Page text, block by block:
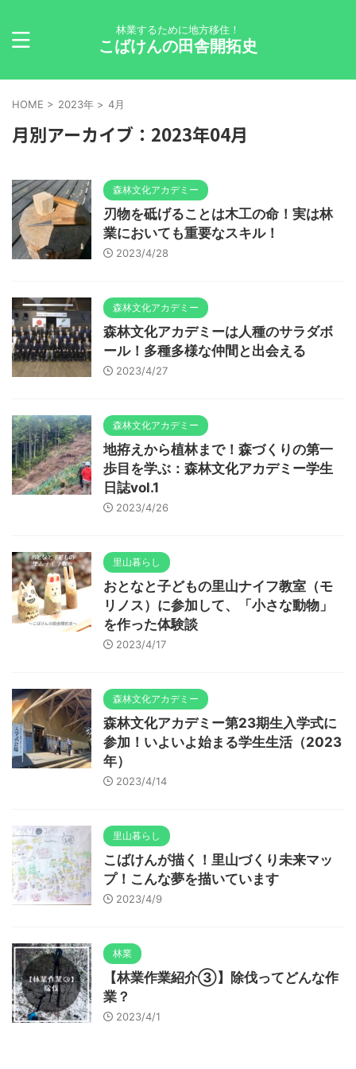
林業するために地方移住！
こばけんの田舎開拓史
HOME > 2023年 > 4月
月別アーカイブ：2023年04月
森林文化アカデミー
刃物を砥げることは木工の命！実は林
業においても重要なスキル！
2023/4/28
森林文化アカデミー
森林文化アカデミーは人種のサラダボ
ール！多種多様な仲間と出会える
2023/4/27
森林文化アカデミー
地拵えから植林まで！森づくりの第一
歩目を学ぶ：森林文化アカデミー学生
日誌vol.1
2023/4/26
里山暮らし
おとなと子どもの里山ナイフ教室（モ
リノス）に参加して、「小さな動物」
を作った体験談
2023/4/17
森林文化アカデミー
森林文化アカデミー第23期生入学式に
参加！いよいよ始まる学生生活（2023
年）
2023/4/14
里山暮らし
こばけんが描く！里山づくり未来マッ
プ！こんな夢を描いています
2023/4/9
林業
【林業作業紹介③】除伐ってどんな作
業？
2023/4/1